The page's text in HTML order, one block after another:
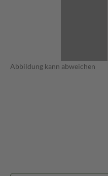
Abbildung kann abweichen